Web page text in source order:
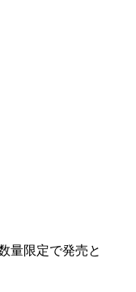
量限定で発売と